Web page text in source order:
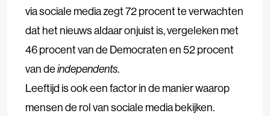
via sociale media zegt 72 procent te verwachten
dat het nieuws aldaar onjuist is, vergeleken met
46 procent van de Democraten en 52 procent
van deindependents.
Leeftijd is ook een factor in de manier waarop
mensen de rol van sociale media bekijken.